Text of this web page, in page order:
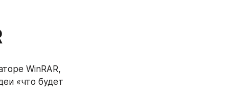
WinRAR,
«что будет